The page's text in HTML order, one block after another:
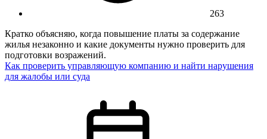
263
Кратко объясняю, когда повышение платы за содержание
жилья незаконно и какие документы нужно проверить для
подготовки возражений.
Как проверить управляющую компанию и найти нарушения
для жалобы или суда